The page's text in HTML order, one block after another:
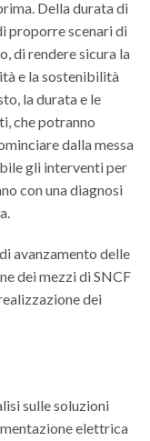
Della durata di
proporre scenari di
di rendere sicura la
e la sostenibilità
la durata e le
che potranno
dalla messa
gli interventi per
con una diagnosi
avanzamento delle
dei mezzi di SNCF
dei
sulle soluzioni
elettrica